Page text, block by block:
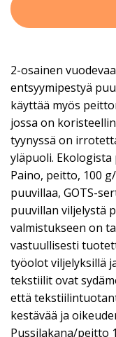
2-osainen
entsyymipestyä
käyttää myös
jossa on
tyynyssä on
yläpuoli. Ekologista
Paino, peitto, 100
puuvillaa, GOTS-
puuvillan viljelystä
valmistukseen on
vastuullisesti
työolot viljelyksillä
tekstiilit ovat
että
kestävää ja
Pussilakana/peitto